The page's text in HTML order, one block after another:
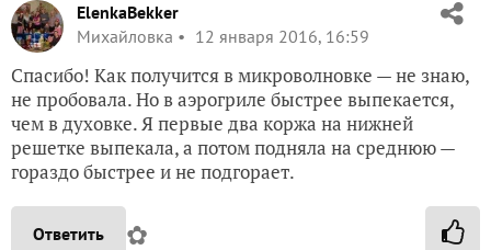
ElenkaBekker
Михайловка
12 января 2016, 16:59
Спасибо! Как получится в микроволновке — не знаю,
не пробовала. Но в аэрогриле быстрее выпекается,
чем в духовке. Я первые два коржа на нижней
решетке выпекала, а потом подняла на среднюю —
гораздо быстрее и не подгорает.
Ответить ✿